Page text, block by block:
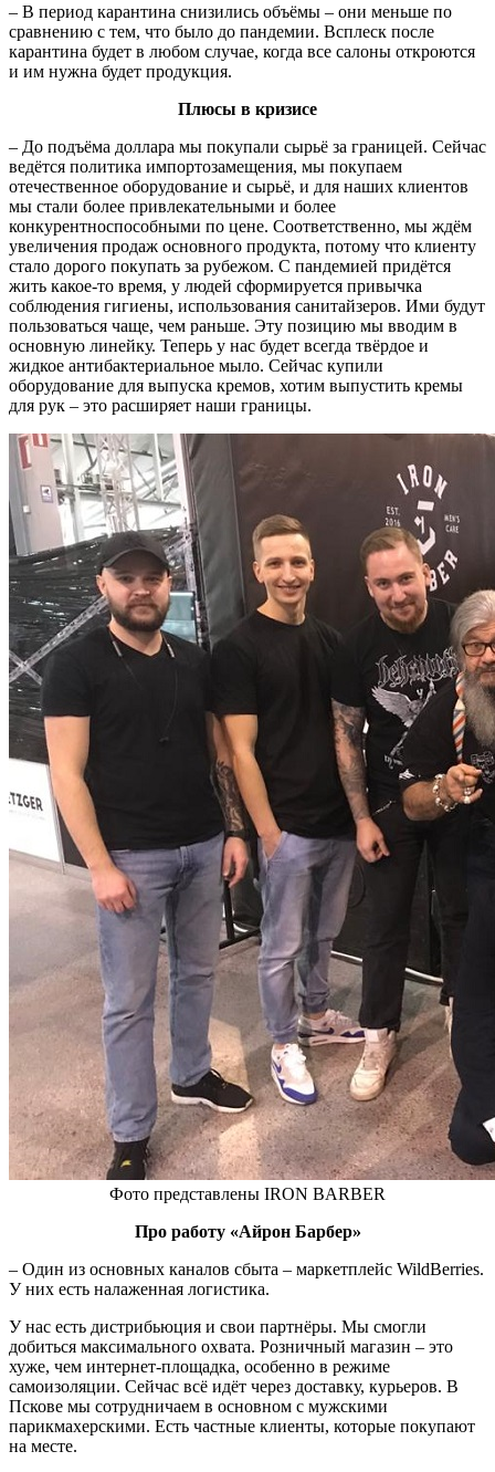
– В период карантина снизились объёмы – они меньше по
сравнению с тем, что было до пандемии. Всплеск после
карантина будет в любом случае, когда все салоны откроются
и им нужна будет продукция.
Плюсы в кризисе
– До подъёма доллара мы покупали сырьё за границей. Сейчас
ведётся политика импортозамещения, мы покупаем
отечественное оборудование и сырьё, и для наших клиентов
мы стали более привлекательными и более
конкурентноспособными по цене. Соответственно, мы ждём
увеличения продаж основного продукта, потому что клиенту
стало дорого покупать за рубежом. С пандемией придётся
жить какое-то время, у людей сформируется привычка
соблюдения гигиены, использования санитайзеров. Ими будут
пользоваться чаще, чем раньше. Эту позицию мы вводим в
основную линейку. Теперь у нас будет всегда твёрдое и
жидкое антибактериальное мыло. Сейчас купили
оборудование для выпуска кремов, хотим выпустить кремы
для рук – это расширяет наши границы.
Фото представлены IRON BARBER
Про работу «Айрон Барбер»
– Один из основных каналов сбыта – маркетплейс WildBerries.
У них есть налаженная логистика.
У нас есть дистрибьюция и свои партнёры. Мы смогли
добиться максимального охвата. Розничный магазин – это
хуже, чем интернет-площадка, особенно в режиме
самоизоляции. Сейчас всё идёт через доставку, курьеров. В
Пскове мы сотрудничаем в основном с мужскими
парикмахерскими. Есть частные клиенты, которые покупают
на месте.